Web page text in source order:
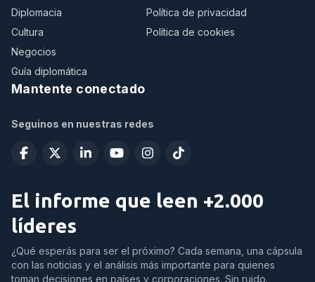
Diplomacia
Cultura
Negocios
Guía diplomática
Política de privacidad
Política de cookies
Mantente conectado
Seguinos en nuestras redes
El informe que leen +2.000
líderes
¿Qué esperás para ser el próximo? Cada semana, una cápsula
con las noticias y el análisis más importante para quienes
toman decisiones en países y corporaciones. Sin ruido.